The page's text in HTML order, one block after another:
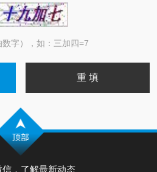
字），如：三加四=7
信，了解最新动态